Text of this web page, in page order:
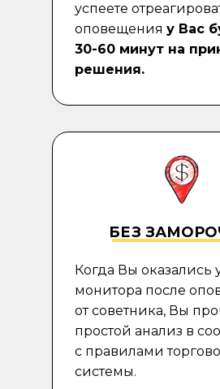
успеете
оповещения у Вас
30-60 минут на
решения.
Когда Вы оказались
монитора после
от советника, Вы
простой анализ в
с правилами
системы.
БЕЗ